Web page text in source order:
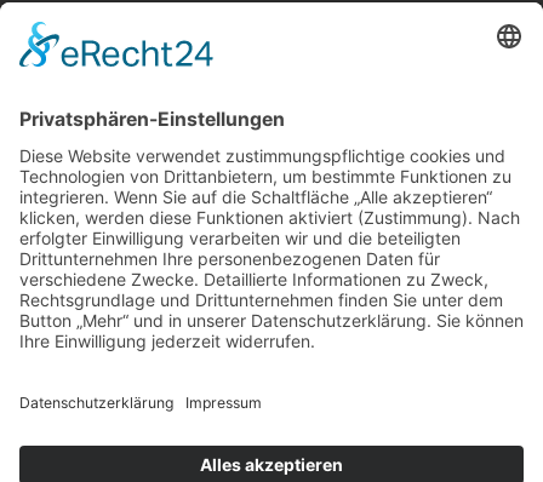
Kosten im Überblick
AGB Nutzer
Gutachter suchen
Gutachter Blog
Auftragsbörse
Anfrage
Presse
Partner: Der DGuSV
Infos für Suchende